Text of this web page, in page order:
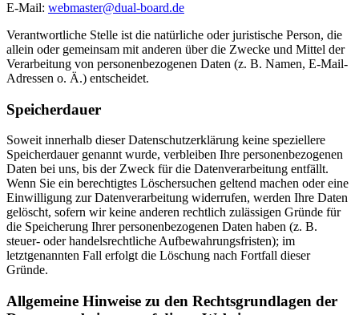
E-Mail: webmaster@dual-board.de
Verantwortliche Stelle ist die natürliche oder juristische Person, die
allein oder gemeinsam mit anderen über die Zwecke und Mittel der
Verarbeitung von personenbezogenen Daten (z. B. Namen, E-Mail-
Adressen o. Ä.) entscheidet.
Speicherdauer
Soweit innerhalb dieser Datenschutzerklärung keine speziellere
Speicherdauer genannt wurde, verbleiben Ihre personenbezogenen
Daten bei uns, bis der Zweck für die Datenverarbeitung entfällt.
Wenn Sie ein berechtigtes Löschersuchen geltend machen oder eine
Einwilligung zur Datenverarbeitung widerrufen, werden Ihre Daten
gelöscht, sofern wir keine anderen rechtlich zulässigen Gründe für
die Speicherung Ihrer personenbezogenen Daten haben (z. B.
steuer- oder handelsrechtliche Aufbewahrungsfristen); im
letztgenannten Fall erfolgt die Löschung nach Fortfall dieser
Gründe.
Allgemeine Hinweise zu den Rechtsgrundlagen der